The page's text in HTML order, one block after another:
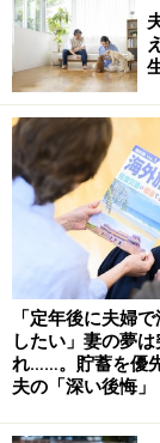
は3人とも大
アルバイトで
出かけると、
社会人にな
「豪勢すぎて
に行くことも
同じように社
した。
結婚当初、リ
「定年後に夫婦
したい」妻の夢
れ……。貯蓄を優
夫の「深い後悔」